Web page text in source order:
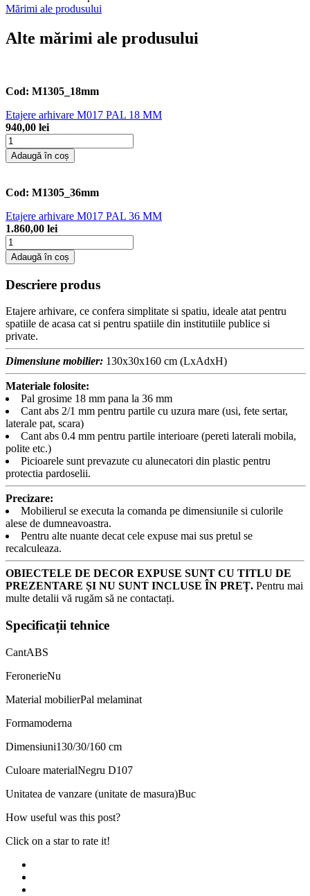
Mărimi ale produsului
Alte mărimi ale produsului
Cod: M1305_18mm
Etajere arhivare M017 PAL 18 MM
940,00 lei
Adaugă în coș
Cod: M1305_36mm
Etajere arhivare M017 PAL 36 MM
1.860,00 lei
Adaugă în coș
Descriere produs
Etajere arhivare, ce confera simplitate si spatiu, ideale atat pentru
spatiile de acasa cat si pentru spatiile din institutiile publice si
private.
Dimensiune mobilier: 130x30x160 cm (LxAdxH)
Materiale folosite:
Pal grosime 18 mm pana la 36 mm
Cant abs 2/1 mm pentru partile cu uzura mare (usi, fete sertar,
laterale pat, scara)
Cant abs 0.4 mm pentru partile interioare (pereti laterali mobila,
polite etc.)
Picioarele sunt prevazute cu alunecatori din plastic pentru
protectia pardoselii.
Precizare:
Mobilierul se executa la comanda pe dimensiunile si culorile
alese de dumneavoastra.
Pentru alte nuante decat cele expuse mai sus pretul se
recalculeaza.
OBIECTELE DE DECOR EXPUSE SUNT CU TITLU DE
PREZENTARE ȘI NU SUNT INCLUSE ÎN PREȚ. Pentru mai
multe detalii vă rugăm să ne contactați.
Specificații tehnice
CantABS
FeronerieNu
Material mobilierPal melaminat
Formamoderna
Dimensiuni130/30/160 cm
Culoare materialNegru D107
Unitatea de vanzare (unitate de masura)Buc
How useful was this post?
Click on a star to rate it!